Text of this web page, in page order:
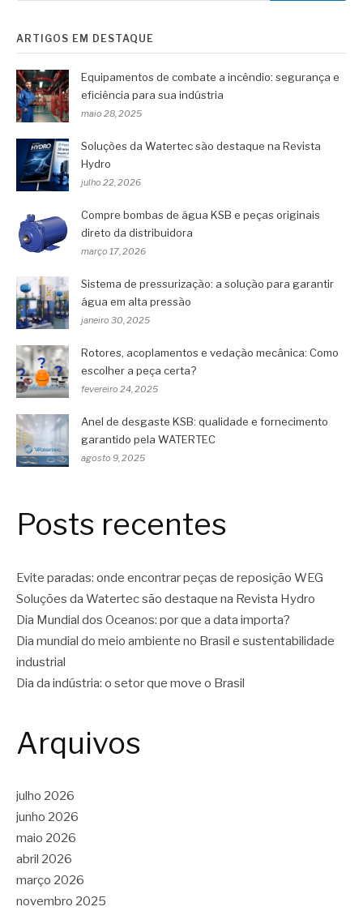
ARTIGOS EM DESTAQUE
Equipamentos de combate a incêndio: segurança e
eficiência para sua indústria
maio 28, 2025
Soluções da Watertec são destaque na Revista
Hydro
julho 22, 2026
Compre bombas de água KSB e peças originais
direto da distribuidora
março 17, 2026
Sistema de pressurização: a solução para garantir
água em alta pressão
janeiro 30, 2025
Rotores, acoplamentos e vedação mecânica: Como
escolher a peça certa?
fevereiro 24, 2025
Anel de desgaste KSB: qualidade e fornecimento
garantido pela WATERTEC
agosto 9, 2025
Posts recentes
Evite paradas: onde encontrar peças de reposição WEG
Soluções da Watertec são destaque na Revista Hydro
Dia Mundial dos Oceanos: por que a data importa?
Dia mundial do meio ambiente no Brasil e sustentabilidade
industrial
Dia da indústria: o setor que move o Brasil
Arquivos
julho 2026
junho 2026
maio 2026
abril 2026
março 2026
novembro 2025